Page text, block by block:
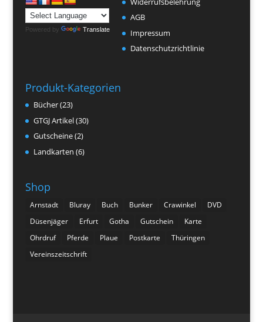
Powered by Translate
AGB
Impressum
Datenschutzrichtlinie
Produkt-Kategorien
Bücher(23)
GTGJ Artikel(30)
Gutscheine(2)
Landkarten (6)
Shop
Arnstadt Bluray Buch Bunker Crawinkel
DVD
Düsenjäger
Erfurt Gotha Gutschein
Karte
Ohrdruf
Pferde Plaue Postkarte
Thüringen
Vereinszeitschrift